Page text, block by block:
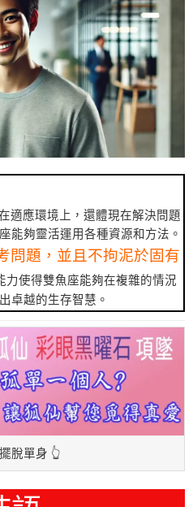
適應環境上，還體現在解決問題
能夠靈活運用各種資源和方法。
問題，並且不拘泥於固有
力使得雙魚座能夠在複雜的情況
卓越的生存智慧。
脫單身 👆